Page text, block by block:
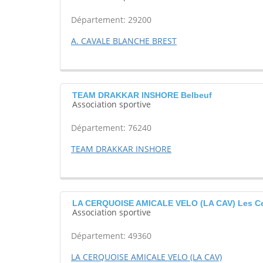
Département: 29200
A. CAVALE BLANCHE BREST
TEAM DRAKKAR INSHORE Belbeuf
Association sportive
Département: 76240
TEAM DRAKKAR INSHORE
LA CERQUOISE AMICALE VELO (LA CAV) Les
Association sportive
Département: 49360
LA CERQUOISE AMICALE VELO (LA CAV)